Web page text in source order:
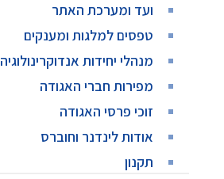
ועד ומערכת האתר
טפסים למלגות ומענקים
מנהלי יחידות אנדוקרינולוגיה
מפירות חברי האגודה
זוכי פרסי האגודה
אודות לינדנר וחוברס
תקנון